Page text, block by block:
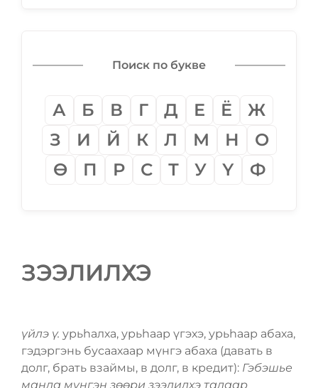
Поиск по букве
А Б В Г Д Е Ё
Ж
З
И Й К Л М Н
О
Ѳ
П Р С Т У Ү Ф
ЗЭЭЛИЛХЭ
үйлэ ү. урьһалха, урьһаар үгэхэ, урьһаар абаха,
гэдэргэнь бусаахаар мүнгэ абаха (давать в
долг, брать взаймы, в долг, в кредит): Гэбэшье
манда мүнгэн зѳѳри зээлилхэ талаар